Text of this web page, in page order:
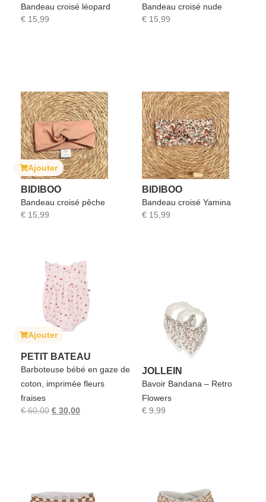
Bandeau croisé léopard
€ 15,99
Bandeau croisé nude
€ 15,99
Ajouter
BIDIBOO
Bandeau croisé pêche
€ 15,99
BIDIBOO
Bandeau croisé Yamina
€ 15,99
Ajouter
PETIT BATEAU
Barboteuse bébé en gaze de
coton, imprimée fleurs
fraises
€60,00 € 30,00
JOLLEIN
Bavoir Bandana – Retro
Flowers
€ 9,99